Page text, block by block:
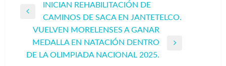
Navegación
entradas
Entrada
anterior
INICIAN REHABILITACIÓN DE
CAMINOS DE SACA EN JANTETELCO.
VUELVEN MORELENSES A GANAR
MEDALLA EN NATACIÓN DENTRO
DE LA OLIMPIADA NACIONAL 2025.